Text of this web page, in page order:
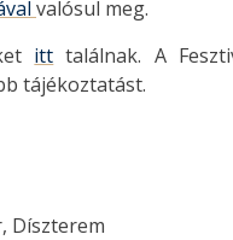
valósul meg.
itt találnak. A
tájékoztatást.
Díszterem